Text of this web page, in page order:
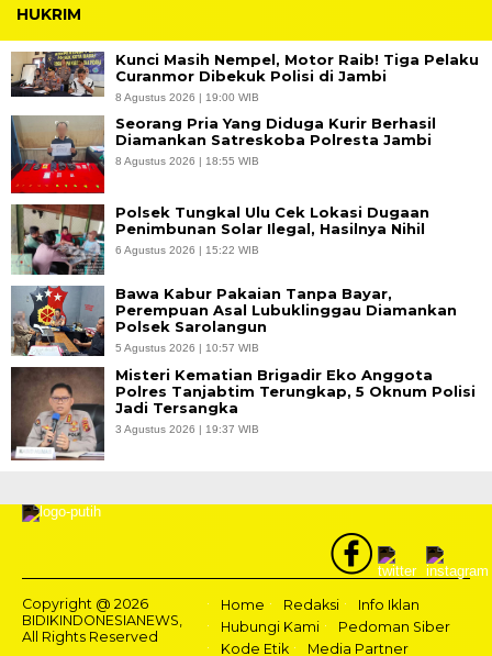
HUKRIM
Kunci Masih Nempel, Motor Raib! Tiga Pelaku
Curanmor Dibekuk Polisi di Jambi
8 Agustus 2026 | 19:00 WIB
Seorang Pria Yang Diduga Kurir Berhasil
Diamankan Satreskoba Polresta Jambi
8 Agustus 2026 | 18:55 WIB
Polsek Tungkal Ulu Cek Lokasi Dugaan
Penimbunan Solar Ilegal, Hasilnya Nihil
6 Agustus 2026 | 15:22 WIB
Bawa Kabur Pakaian Tanpa Bayar,
Perempuan Asal Lubuklinggau Diamankan
Polsek Sarolangun
5 Agustus 2026 | 10:57 WIB
Misteri Kematian Brigadir Eko Anggota
Polres Tanjabtim Terungkap, 5 Oknum Polisi
Jadi Tersangka
3 Agustus 2026 | 19:37 WIB
Copyright @ 2026
BIDIKINDONESIANEWS,
All Rights Reserved
Home Redaksi
Info Iklan
Hubungi Kami
Pedoman Siber
Kode Etik
Media Partner